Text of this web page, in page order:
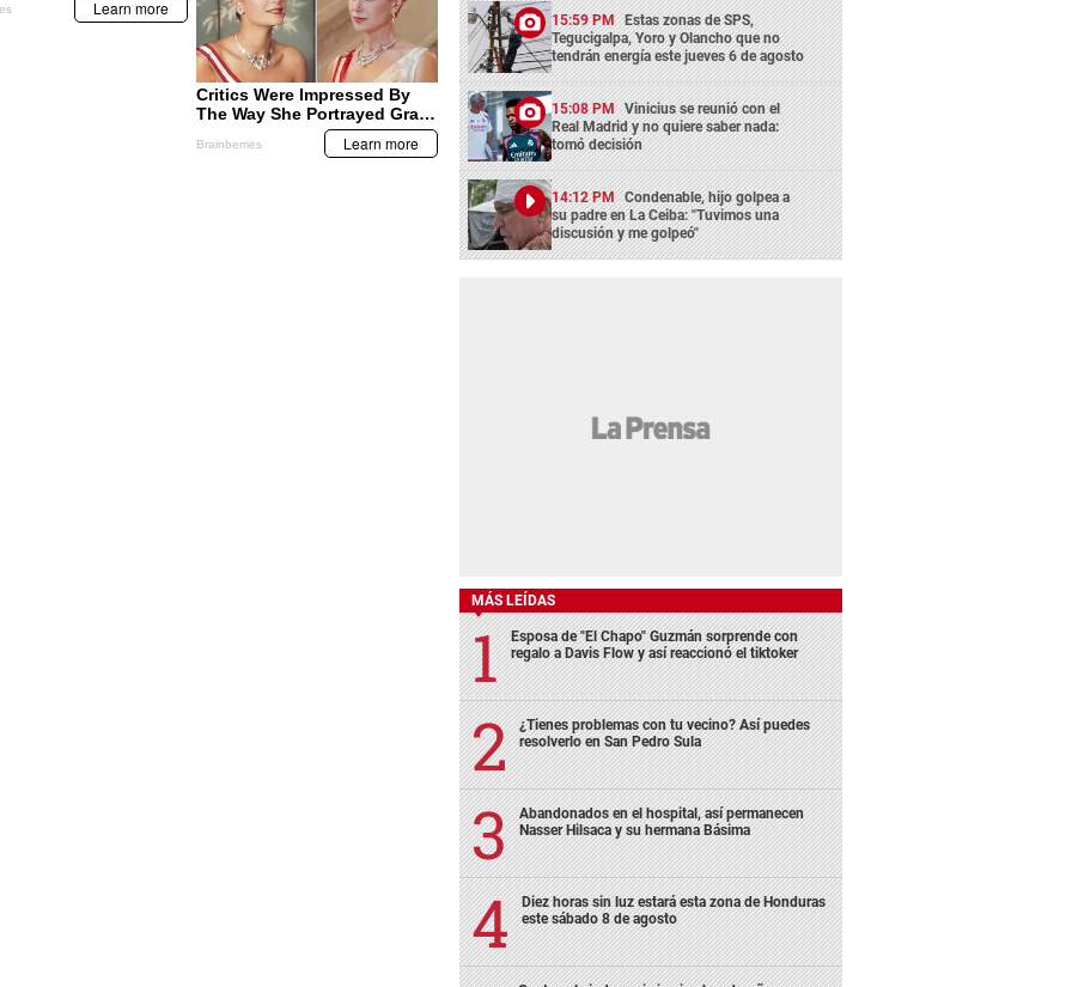
15:59 PM Estas zonas de SPS,
Tegucigalpa, Yoro y Olancho que no
tendrán energía este jueves 6 de agosto
15:08 PM Vinicius se reunió con el
Real Madrid y no quiere saber nada:
tomó decisión
14:12 PM Condenable, hijo golpea a
su padre en La Ceiba: "Tuvimos una
discusión y me golpeó"
MÁS LEÍDAS
Esposa de "El Chapo" Guzmán sorprende con
regalo a Davis Flow y así reaccionó el tiktoker
¿Tienes problemas con tu vecino? Así puedes
resolverlo en San Pedro Sula
Abandonados en el hospital, así permanecen
Nasser Hilsaca y su hermana Básima
Diez horas sin luz estará esta zona de Honduras
este sábado 8 de agosto